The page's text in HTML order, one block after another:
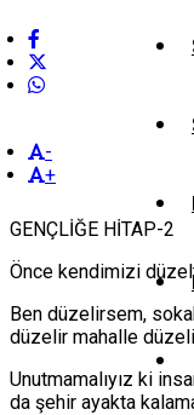
-
+
GENÇLİĞE HİTAP-2
Önce kendimizi
Ben düzelirsem,
düzelir mahalle
Unutmamalıyız ki
da şehir ayakta